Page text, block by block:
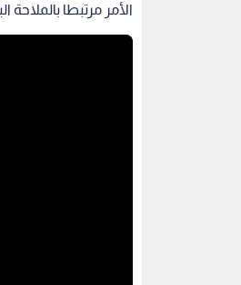
الأمر مرتبطا بالملاحة